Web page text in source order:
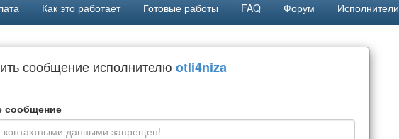
Как это работает Готовые работы FAQ Форум Исполнители
сообщение исполнителю otli4niza
сообщение